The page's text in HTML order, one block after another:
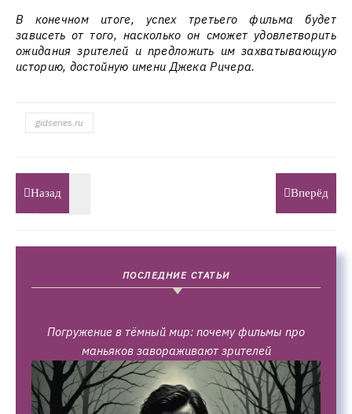
В конечном итоге, успех третьего фильма будет
зависеть от того, насколько он сможет удовлетворить
ожидания зрителей и предложить им захватывающую
историю, достойную имени Джека Ричера.
gidseries.ru
Назад Вперёд
ПОСЛЕДНИЕ СТАТЬИ
Погружение в тёмный мир: почему фильмы про
маньяков завораживают зрителей